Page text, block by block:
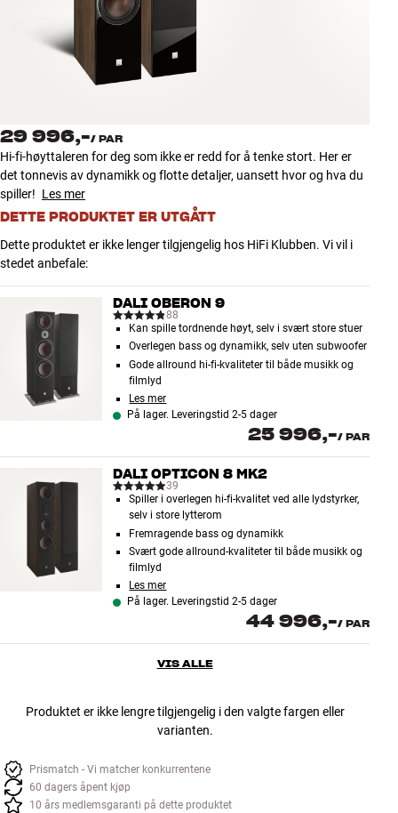
Tilbehør
INSPIRASJON
NYHETER
TILBUD
Finn Butikk
Kundeservice
Bygg med lyd
29 996,-/ PAR
Hi-fi-høyttaleren for deg som ikke er redd for å tenke stort. Her er
det tonnevis av dynamikk og flotte detaljer, uansett hvor og hva du
spiller! Les mer
DETTE PRODUKTET ER UTGÅTT
Dette produktet er ikke lenger tilgjengelig hos HiFi Klubben. Vi vil i
stedet anbefale:
DALI OBERON 9
88
Kan spille tordnende høyt, selv i svært store stuer
Overlegen bass og dynamikk, selv uten subwoofer
Gode allround hi-fi-kvaliteter til både musikk og
filmlyd
Les mer
På lager. Leveringstid 2-5 dager
25 996,-/ PAR
DALI OPTICON 8 MK2
39
Spiller i overlegen hi-fi-kvalitet ved alle lydstyrker,
selv i store lytterom
Fremragende bass og dynamikk
Svært gode allround-kvaliteter til både musikk og
filmlyd
Les mer
På lager. Leveringstid 2-5 dager
44 996,-/ PAR
VIS ALLE
Produktet er ikke lengre tilgjengelig i den valgte fargen eller
varianten.
Prismatch - Vi matcher konkurrentene
60 dagers åpent kjøp
10 års medlemsgaranti på dette produktet